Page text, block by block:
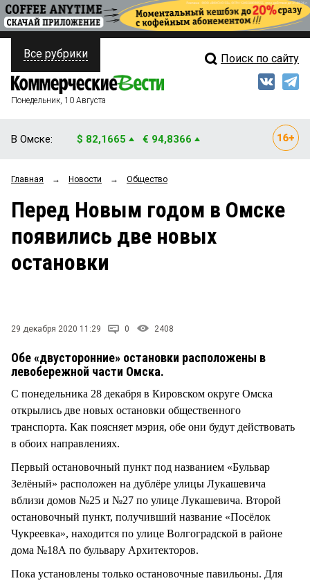
ПОЛИТИКА
ФИНАНСЫ
ОБЩЕСТВО
ЗАКОН
НОВОСТИ КОМПАНИЙ
Свежий выпуск
Рейтинги
Блоги
Все рубрики Поиск по сайту
Понедельник, 10 Августа
В Омске: $ 82,1665 € 94,8366
Главная → Новости → Общество
Перед Новым годом в Омске
появились две новых
остановки
29 декабря 2020 11:29 0 2408
Обе «двусторонние» остановки расположены в
левобережной части Омска.
С понедельника 28 декабря в Кировском округе Омска
открылись две новых остановки общественного
транспорта. Как поясняет мэрия, обе они будут действовать
в обоих направлениях.
Первый остановочный пункт под названием «Бульвар
Зелёный» расположен на дублёре улицы Лукашевича
вблизи домов №25 и №27 по улице Лукашевича. Второй
остановочный пункт, получивший название «Посёлок
Чукреевка», находится по улице Волгоградской в районе
дома №18А по бульвару Архитекторов.
Пока установлены только остановочные павильоны. Для